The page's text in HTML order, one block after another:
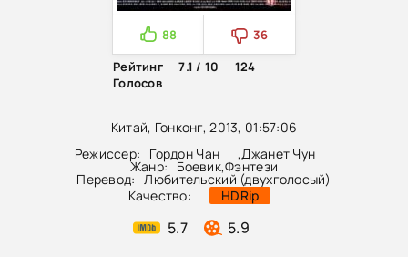
Китай, Гонконг, 2013, 01:57:06
Режиссер:
Гордон Чан ,Джанет Чун
Жанр: Боевик,Фэнтези
Перевод:
Любительский (двухголосый)
Качество:
HDRip
5.7 5.9
88
36
Рейтинг
7.1 / 10
124
Голосов